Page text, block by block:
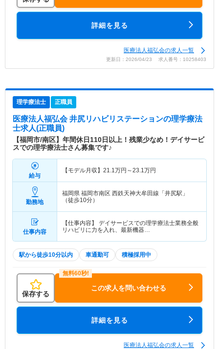
詳細を見る
医療法人福弘会の求人一覧
更新日：2026/04/23 求人番号：10258403
理学療法士 正職員
医療法人福弘会 井尻リハビリステーションの理学療法
士求人(正職員)
【福岡市/南区】年間休日110日以上！残業少なめ！デイサービ
スでの理学療法士さん募集です♪
給与
【モデル月収】 21.1 万円～23.1 万円
勤務地
福岡県 福岡市南区 西鉄天神大牟田線「井尻駅」
（徒歩10分）
仕事内容
【仕事内容】 デイサービスでの理学療法士業務全般
リハビリに力を入れ、最新機器…
駅から徒歩10分以内 車通勤可 積極採用中
保存する
この求人を問い合わせる
詳細を見る
医療法人福弘会の求人一覧